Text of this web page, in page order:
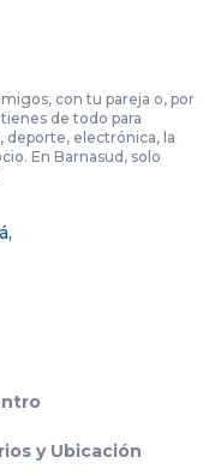
con tu pareja o, por
de todo para
deporte, electrónica, la
En Barnasud, solo
y Ubicación